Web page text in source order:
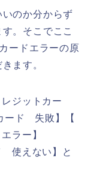
のか分からず
。そこでここ
ードエラーの原
ます。
ジットカー
ード 失敗】【
ラー】
使えない】と